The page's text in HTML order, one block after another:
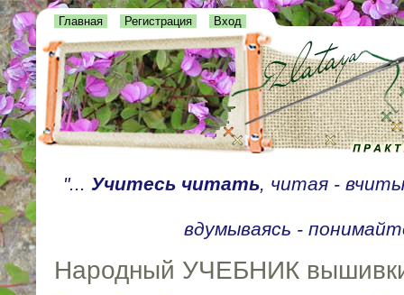
Главная Регистрация Вход
"... Учитесь читать, читая -
вдумываясь -
Народный УЧЕБНИК